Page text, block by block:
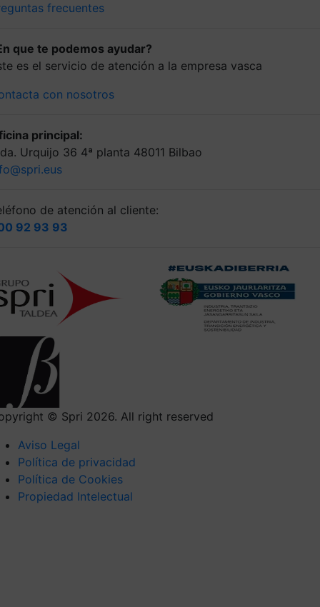
frecuentes
que te podemos ayudar?
es el servicio de atención a la empresa vasca
con nosotros
principal:
Urquijo 36 4ª planta 48011 Bilbao
de atención al cliente:
92 93 93
© Spri 2026. All right reserved
Aviso Legal
Política de privacidad
Política de Cookies
Propiedad Intelectual